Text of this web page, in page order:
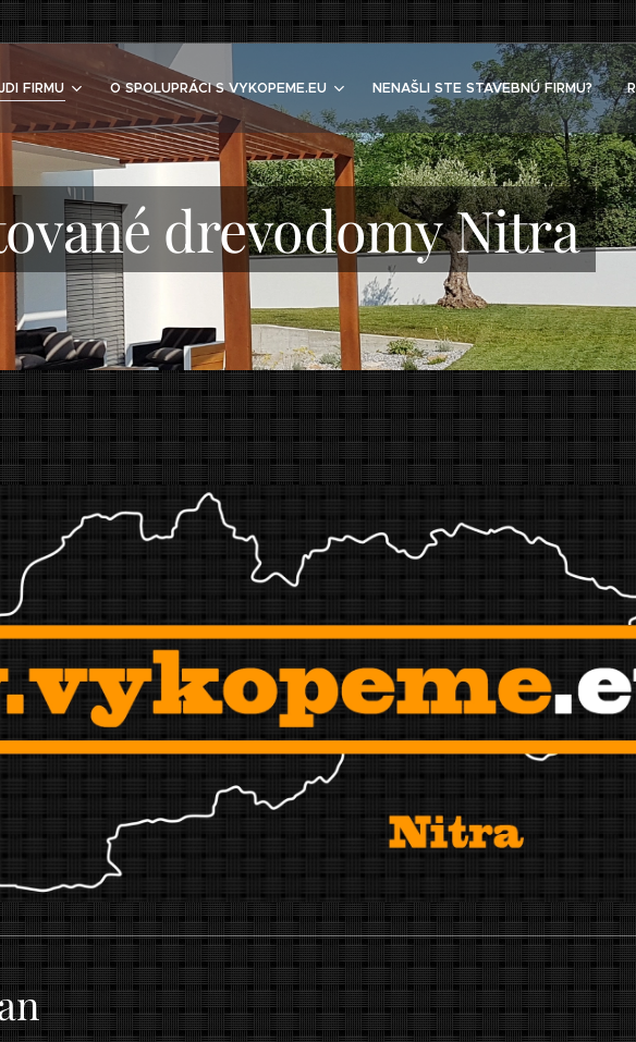
FIRMU O SPOLUPRÁCI S VYKOPEME.EU NENAŠLI STE STAVEBNÚ FIRMU?
drevodomy Nitra